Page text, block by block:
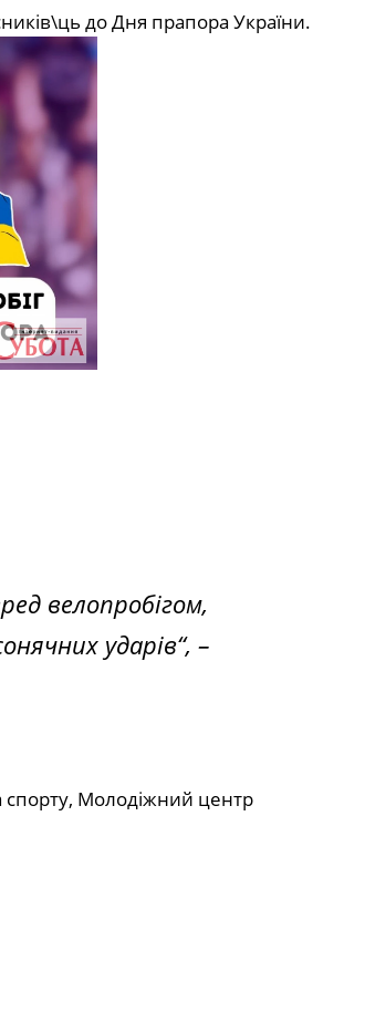
до Дня прапора України.
велопробігом,
ударів“, –
спорту, Молодіжний центр